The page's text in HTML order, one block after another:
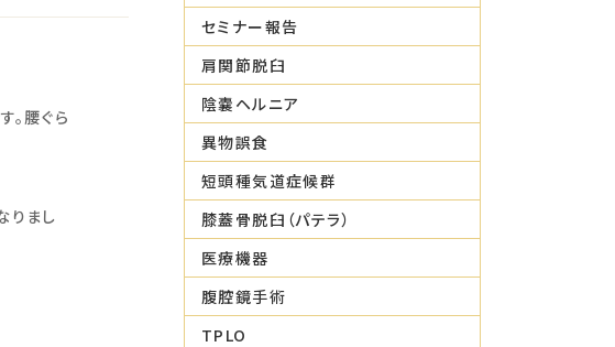
。腰ぐら
りまし
セミナー報告
肩関節脱臼
陰嚢ヘルニア
異物誤食
短頭種気道症候群
膝蓋骨脱臼（パテラ）
医療機器
腹腔鏡手術
TPLO